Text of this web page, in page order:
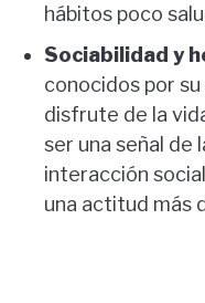
hábitos poco
Sociabilidad y
conocidos por
disfrute de la
ser una señal de
interacción
una actitud más